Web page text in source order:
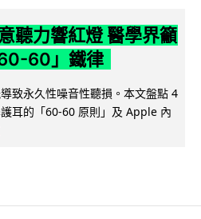
聽力響紅燈 醫學界籲
60」鐵律
致永久性噪音性聽損。本文盤點 4
耳的「60-60 原則」及 Apple 內